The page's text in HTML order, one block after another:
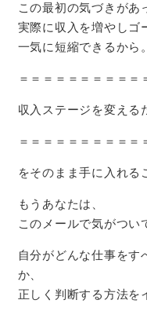
この最初の気づきがあ
実際に収入を増やしゴ
一気に短縮できるから。
＝＝＝＝＝＝＝＝＝＝
収入ステージを変える
＝＝＝＝＝＝＝＝＝＝
をそのまま手に入れる
もうあなたは、
このメールで気がつい
自分がどんな仕事をす
か、
正しく判断する方法を